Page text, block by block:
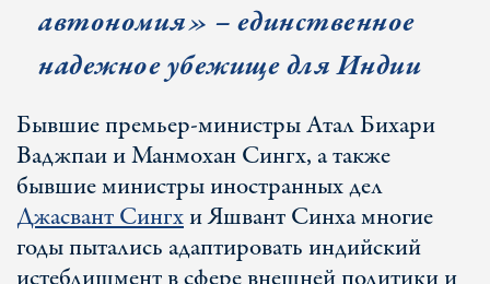
автономия» – единственное
надежное убежище для Индии
Бывшие премьер-министры Атал Бихари
Ваджпаи и Манмохан Сингх, а также
бывшие министры иностранных дел
Джасвант Сингхи Яшвант Синха многие
годы пытались адаптировать индийский